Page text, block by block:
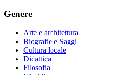
Genere
Arte e architettura
Biografie e Saggi
Cultura locale
Didattica
Filosofia